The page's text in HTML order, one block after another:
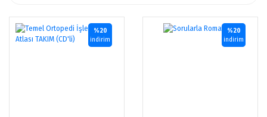
%20
indirim
%20
indirim